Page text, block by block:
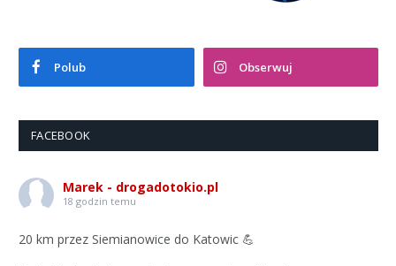
Polub Obserwuj
FACEBOOK
Marek - drogadotokio.pl
18 godzin temu
20 km przez Siemianowice do Katowic 💪